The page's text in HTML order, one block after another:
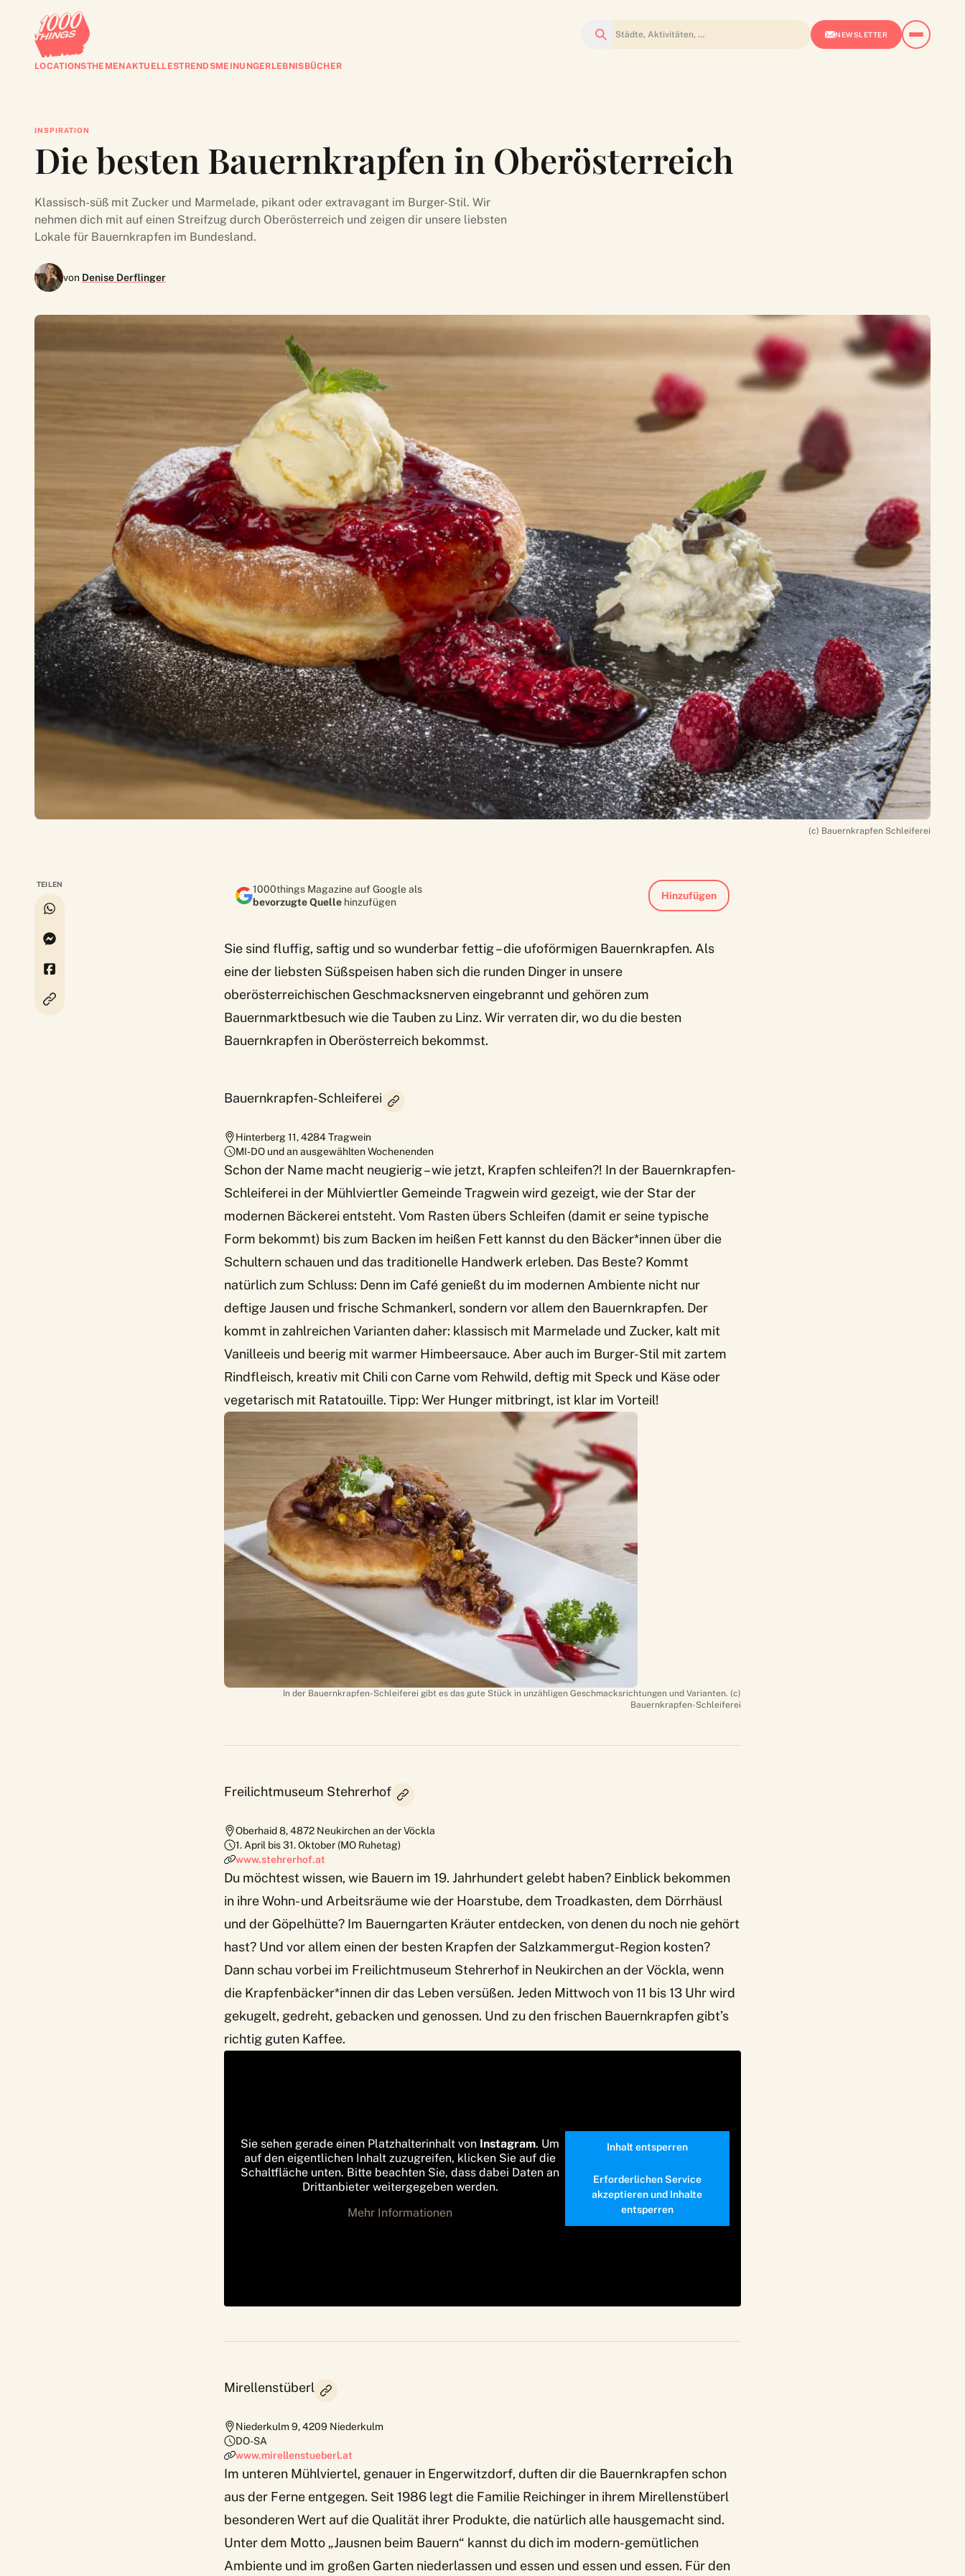
Suchen NEWSLETTER
LOCATIONSTHEMENAKTUELLESTRENDSMEINUNGERLEBNISBÜCHER
INSPIRATION
Die besten Bauernkrapfen in Oberösterreich
Klassisch-süß mit Zucker und Marmelade, pikant oder extravagant im Burger-Stil. Wir
nehmen dich mit auf einen Streifzug durch Oberösterreich und zeigen dir unsere liebsten
Lokale für Bauernkrapfen im Bundesland.
von Denise Derflinger
(c) Bauernkrapfen Schleiferei
TEILEN
1000things Magazine auf Google als
bevorzugte Quelle hinzufügen
Hinzufügen
Sie sind fluffig, saftig und so wunderbar fettig – die ufoförmigen Bauernkrapfen. Als
eine der liebsten Süßspeisen haben sich die runden Dinger in unsere
oberösterreichischen Geschmacksnerven eingebrannt und gehören zum
Bauernmarktbesuch wie die Tauben zu Linz. Wir verraten dir, wo du die besten
Bauernkrapfen in Oberösterreich bekommst.
Bauernkrapfen-Schleiferei
Hinterberg 11,4284Tragwein
MI-DO und an ausgewählten Wochenenden
Schon der Name macht neugierig – wie jetzt, Krapfen schleifen?! In der Bauernkrapfen-
Schleiferei in der Mühlviertler Gemeinde Tragwein wird gezeigt, wie der Star der
modernen Bäckerei entsteht. Vom Rasten übers Schleifen (damit er seine typische
Form bekommt) bis zum Backen im heißen Fett kannst du den Bäcker*innen über die
Schultern schauen und das traditionelle Handwerk erleben. Das Beste? Kommt
natürlich zum Schluss: Denn im Café genießt du im modernen Ambiente nicht nur
deftige Jausen und frische Schmankerl, sondern vor allem den Bauernkrapfen. Der
kommt in zahlreichen Varianten daher: klassisch mit Marmelade und Zucker, kalt mit
Vanilleeis und beerig mit warmer Himbeersauce. Aber auch im Burger-Stil mit zartem
Rindfleisch, kreativ mit Chili con Carne vom Rehwild, deftig mit Speck und Käse oder
vegetarisch mit Ratatouille. Tipp: Wer Hunger mitbringt, ist klar im Vorteil!
In der Bauernkrapfen-Schleiferei gibt es das gute Stück in unzähligen Geschmacksrichtungen und Varianten. (c)
Bauernkrapfen-Schleiferei
Freilichtmuseum Stehrerhof
Oberhaid 8,4872 Neukirchen an der Vöckla
1. April bis 31. Oktober (MO Ruhetag)
www.stehrerhof.at
Du möchtest wissen, wie Bauern im 19. Jahrhundert gelebt haben? Einblick bekommen
in ihre Wohn- und Arbeitsräume wie der Hoarstube, dem Troadkasten, dem Dörrhäusl
und der Göpelhütte? Im Bauerngarten Kräuter entdecken, von denen du noch nie gehört
hast? Und vor allem einen der besten Krapfen der Salzkammergut-Region kosten?
Dann schau vorbei im Freilichtmuseum Stehrerhof in Neukirchen an der Vöckla, wenn
die Krapfenbäcker*innen dir das Leben versüßen. Jeden Mittwoch von 11 bis 13 Uhr wird
gekugelt, gedreht, gebacken und genossen. Und zu den frischen Bauernkrapfen gibt’s
richtig guten Kaffee.
Sie sehen gerade einen Platzhalterinhalt von Instagram. Um
auf den eigentlichen Inhalt zuzugreifen, klicken Sie auf die
Schaltfläche unten. Bitte beachten Sie, dass dabei Daten an
Drittanbieter weitergegeben werden.
Mehr Informationen
Inhalt entsperren
Erforderlichen Service
akzeptieren und Inhalte
entsperren
Mirellenstüberl
Niederkulm 9,4209 Niederkulm
DO-SA
www.mirellenstueberl.at
Im unteren Mühlviertel, genauer in Engerwitzdorf, duften dir die Bauernkrapfen schon
aus der Ferne entgegen. Seit 1986 legt die Familie Reichinger in ihrem Mirellenstüberl
besonderen Wert auf die Qualität ihrer Produkte, die natürlich alle hausgemacht sind.
Unter dem Motto „Jausnen beim Bauern“ kannst du dich im modern-gemütlichen
Ambiente und im großen Garten niederlassen und essen und essen und essen. Für den